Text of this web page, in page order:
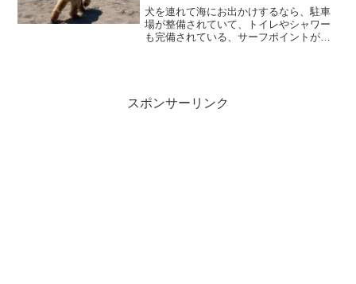
て海に行くならサーフポイントで
決まり？ もじゃ犬チャンクと出
かける〜愛知県田原市 伊良湖〜
犬を連れて海にお出かけするなら、駐車
場が整備されていて、トイレやシャワー
も完備されている、サーフポイントがオ
スポンサーリンク